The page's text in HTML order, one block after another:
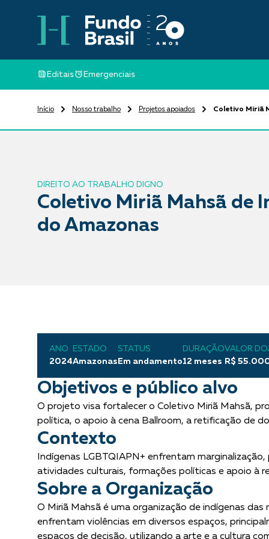
Editais Emergenciais
Início Nosso trabalho Projetos apoiados Coletivo Miriã
DIREITO AO TRABALHO DIGNO
Coletivo Miriã Mahsã de
do Amazonas
ANO
2024
ESTADO
Amazonas
STATUS
Em andamento
DURAÇÃO
12 meses
VALOR
R$
Objetivos e público alvo
O projeto visa fortalecer o Coletivo Miriã Mahsã,
política, o apoio à cena Ballroom, a retificação de
Contexto
Indígenas LGBTQIAPN+ enfrentam
atividades culturais, formações políticas e apoio à
Sobre a Organização
O Miriã Mahsã é uma organização de indígenas
enfrentam violências em diversos espaços,
espaços de decisão, utilizando a arte e a cultura